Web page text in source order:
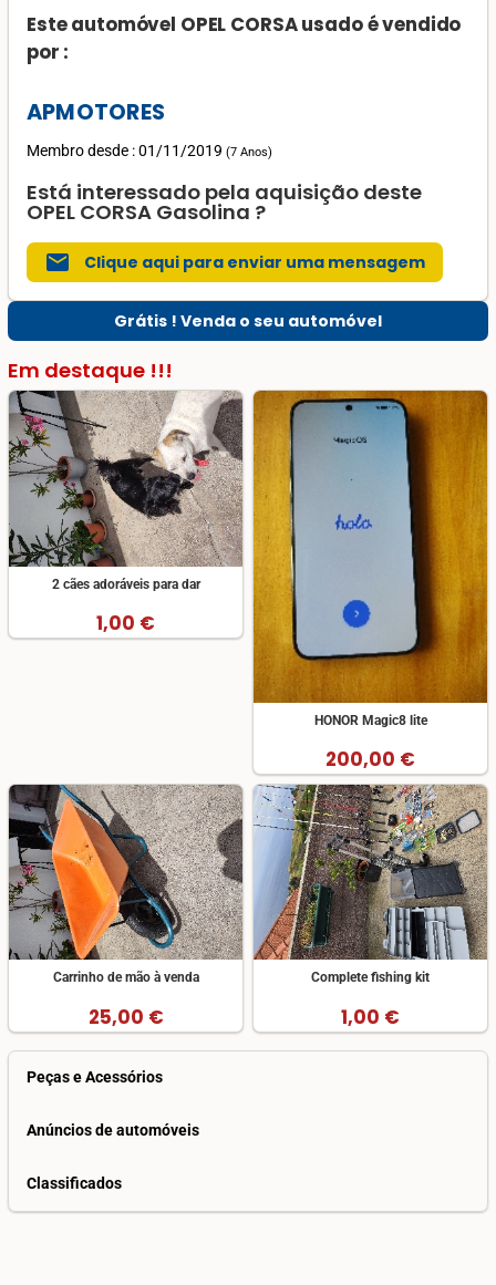
Este automóvel OPEL CORSA usado é vendido
por :
APMOTORES
Membro desde : 01/11/2019 (7 Anos)
Está interessado pela aquisição deste
OPEL CORSA Gasolina ?
mail Clique aqui para enviar uma mensagem
Grátis ! Venda o seu automóvel
Em destaque !!!
2 cães adoráveis para dar
1,00 €
HONOR Magic8 lite
200,00 €
Carrinho de mão à venda
25,00 €
Complete fishing kit
1,00 €
Peças e Acessórios
Anúncios de automóveis
Classificados